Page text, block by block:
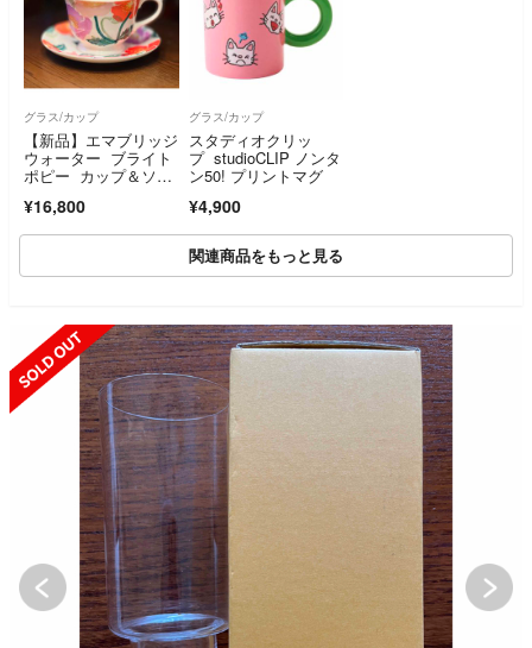
グラス/カップ
【新品】エマブリッジ
ウォーター ブライト
ポピー カップ＆ソー
¥16,800
グラス/カップ
スタディオクリッ
プ studioCLIP ノンタ
ン50! プリントマグ
¥4,900
関連商品をもっと見る
SOLD OUT